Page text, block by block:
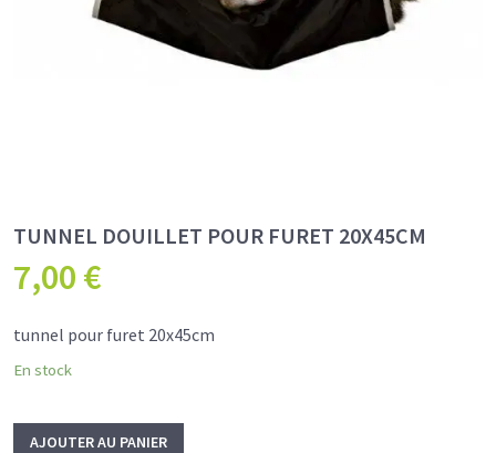
TUNNEL DOUILLET POUR FURET 20X45CM
7,00 €
tunnel pour furet 20x45cm
En stock
AJOUTER AU PANIER